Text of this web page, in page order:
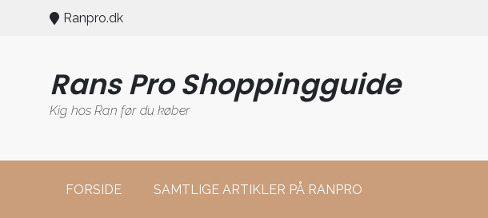
Ranpro.dk
Rans Pro Shoppingguide
Kig hos Ran før du køber
FORSIDE SAMTLIGE ARTIKLER PÅ RANPRO